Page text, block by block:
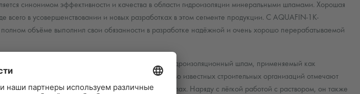
синонимом эффективности и качества в области гидроизоляции минеральными шламами. Хорошая
всего в усовершенствовании и новых разработках в этом сегменте продукции. С AQUAFIN-1K-
объёме выполнил свои обязанности в разработке надёжной и очень хорошо перерабатываемой
минеральный, однокомпонентный и эластичный гидроизоляционный шлам, применяемый как
с плиткой и другими покрытиями. Большое количество известных строительных организаций отмечают
специалистов в строительных материалах. Наряду с лёгкой работой с раствором, он также